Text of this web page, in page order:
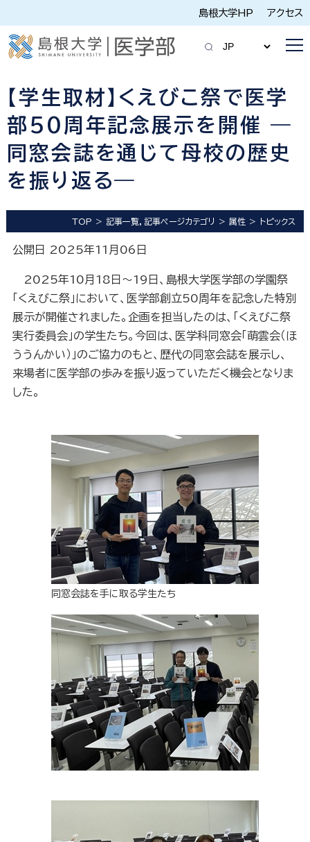
島根大学HP アクセス
【学生取材】くえびこ祭で医学
部50周年記念展示を開催 ―
同窓会誌を通じて母校の歴史
を振り返る―
TOP 記事一覧，記事ページカテゴリ 属性 トピックス
公開日 2025年11月06日
2025年10月18日～19日、島根大学医学部の学園祭
「くえびこ祭」において、医学部創立50周年を記念した特別
展示が開催されました。企画を担当したのは、「くえびこ祭
実行委員会」の学生たち。今回は、医学科同窓会「萌雲会（ほ
ううんかい）」のご協力のもと、歴代の同窓会誌を展示し、
来場者に医学部の歩みを振り返っていただく機会となりま
した。
同窓会誌を手に取る学生たち